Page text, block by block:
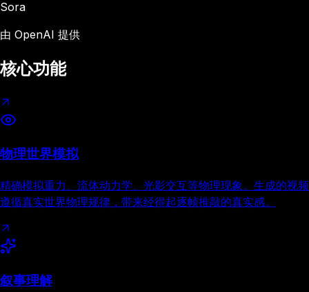
Sora
由 OpenAI 提供
核心功能
物理世界模拟
精确模拟重力、流体动力学、光影交互等物理现象。生成的视频
遵循真实世界物理规律，带来经得起逐帧推敲的真实感。
叙事理解